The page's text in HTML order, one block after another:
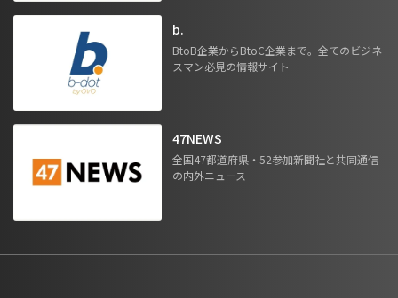
b.
BtoB企業からBtoC企業まで。全てのビジネ
スマン必見の情報サイト
47NEWS
全国47都道府県・52参加新聞社と共同通信
の内外ニュース